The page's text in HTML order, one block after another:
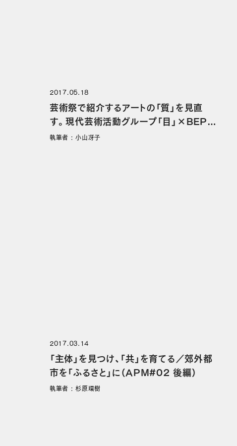
2017.05.18
芸術祭で紹介するアートの「質」を見直
す。現代芸術活動グループ「目」×BEPP
U PROJECTの舞台裏。―TARL集中
執筆者 : 小山冴子
2017.03.14
「主体」を見つけ、「共」を育てる／郊外都
市を「ふるさと」に（APM#02 後編）
執筆者 : 杉原環樹